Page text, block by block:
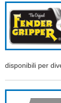
disponibili per